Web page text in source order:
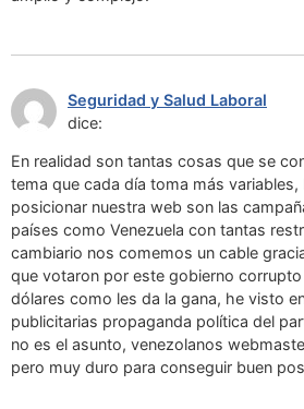
Seguridad y Salud Laboral
dice:
En realidad son tantas cosas que se
tema que cada día toma más
posicionar nuestra web son las
países como Venezuela con tantas
cambiario nos comemos un cable
que votaron por este gobierno
dólares como les da la gana, he visto
publicitarias propaganda política del
no es el asunto, venezolanos
pero muy duro para conseguir buen